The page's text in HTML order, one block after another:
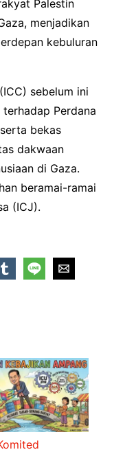
Palestin
menjadikan
kebuluran
sebelum ini
Perdana
bekas
dakwaan
di Gaza.
beramai-ramai
(ICJ).